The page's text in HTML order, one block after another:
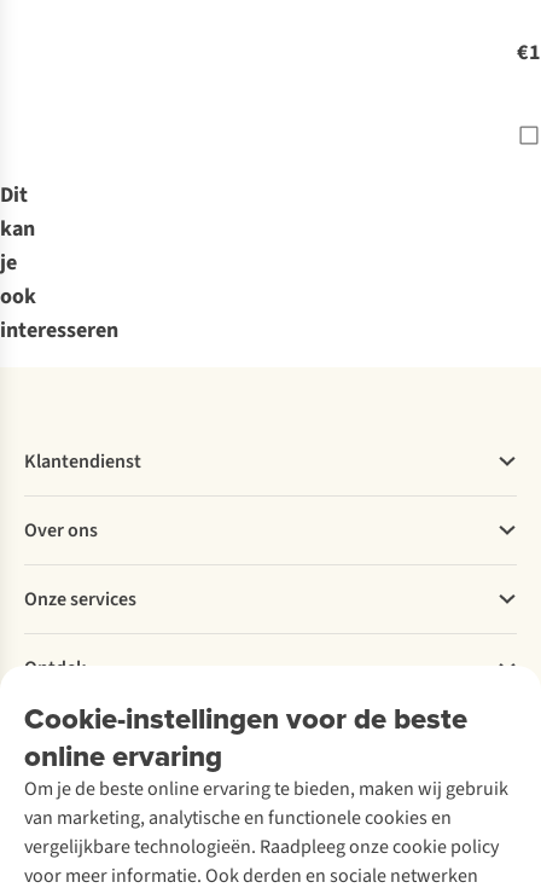
Dit
kan
je
ook
interesseren
Cookie-instellingen voor de beste
online ervaring
Om je de beste online ervaring te bieden, maken wij gebruik
van marketing, analytische en functionele cookies en
vergelijkbare technologieën. Raadpleeg onze cookie policy
voor meer informatie. Ook derden en sociale netwerken
Klantendienst
Bestellen
Betalen
Levering
Retourneren
Bestelling herroepen
Garantie
Contact
Over ons
Explore More
Verantwoord ondernemen
Over Ayacucho
Onze winkels
Over A.S.Adventure
Toegankelijkheidsverklaring
Onze services
Ski-onderhoud
Wasservice
Schoenonderhoud
Schoenherstelling
Kledingherstelling
Retouches
Ontdek
A.S.Magazine
Podcast
Explore Academy
Explore Camp
Gear Check
Inspiratie & advies
Meld je aan voor de nieuwsbrief